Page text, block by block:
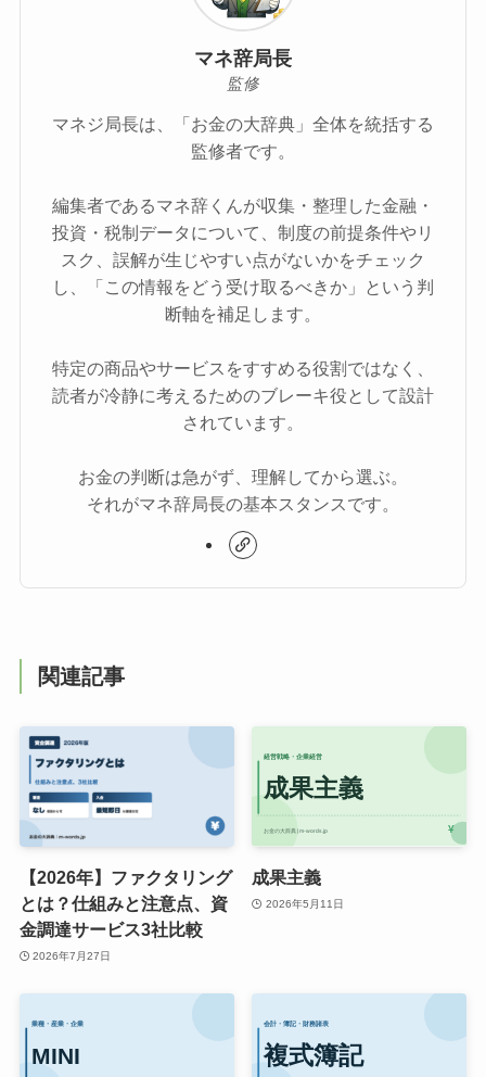
マネ辞局長
監修
マネジ局長は、「お金の大辞典」全体を統括する
監修者です。
編集者であるマネ辞くんが収集・整理した金融・
投資・税制データについて、制度の前提条件やリ
スク、誤解が生じやすい点がないかをチェック
し、「この情報をどう受け取るべきか」という判
断軸を補足します。
特定の商品やサービスをすすめる役割ではなく、
読者が冷静に考えるためのブレーキ役として設計
されています。
お金の判断は急がず、理解してから選ぶ。
それがマネ辞局長の基本スタンスです。
関連記事
【2026年】ファクタリング
とは？仕組みと注意点、資
金調達サービス3社比較
2026年7月27日
成果主義
2026年5月11日